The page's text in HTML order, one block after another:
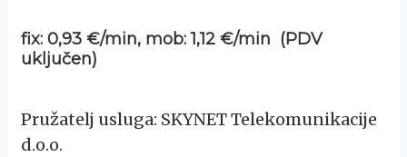
fix: 0,93 €/min, mob: 1,12 €/min (PDV
uključen)
Pružatelj usluga: SKYNET Telekomunikacije
d.o.o.